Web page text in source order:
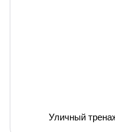
Уличный